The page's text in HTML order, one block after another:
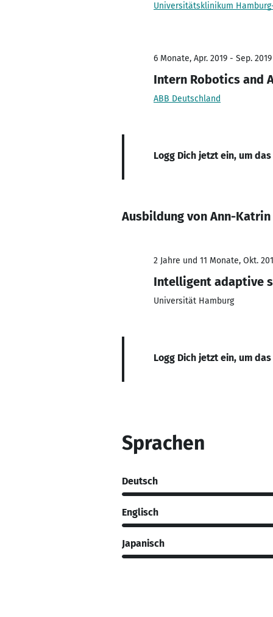
Universitätsklinikum
6 Monate, Apr. 2019 - Sep. 2019
Intern Robotics and
ABB Deutschland
Logg Dich jetzt ein, um
Ausbildung von Ann-
2 Jahre und 11 Monate, Okt.
Intelligent adaptive
Universität Hamburg
Logg Dich jetzt ein, um
Sprachen
Deutsch
Englisch
Japanisch